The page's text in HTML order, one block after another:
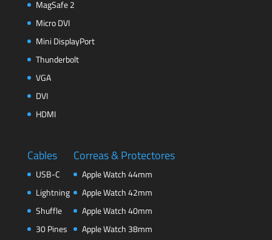
MagSafe 2
Micro DVI
Mini DisplayPort
Thunderbolt
VGA
DVI
HDMI
Cables
USB-C
Lightning
Shuffle
30 Pines
Correas & Protectores
Apple Watch 44mm
Apple Watch 42mm
Apple Watch 40mm
Apple Watch 38mm